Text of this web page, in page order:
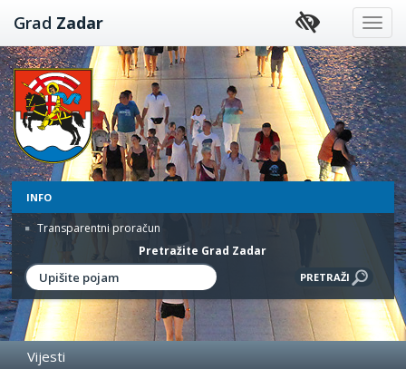
Preskoči
na
sadržaj
Grad Zadar
INFO
Transparentni proračun
Pretražite Grad Zadar
Vijesti